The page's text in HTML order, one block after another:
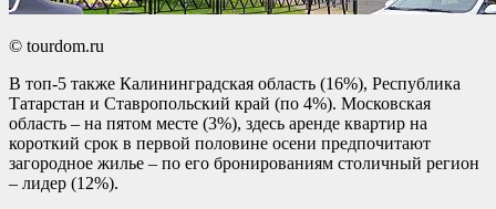
© tourdom.ru
В топ-5 также Калининградская область (16%), Республика
Татарстан и Ставропольский край (по 4%). Московская
область – на пятом месте (3%), здесь аренде квартир на
короткий срок в первой половине осени предпочитают
загородное жилье – по его бронированиям столичный регион
– лидер (12%).